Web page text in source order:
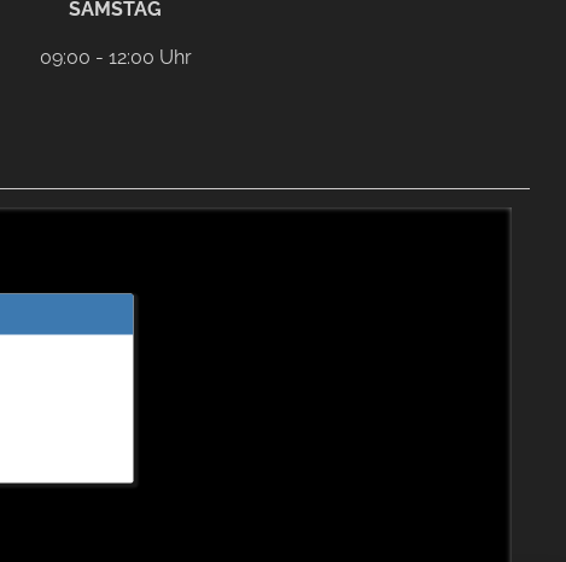
SAMSTAG
09:00 - 12:00 Uhr